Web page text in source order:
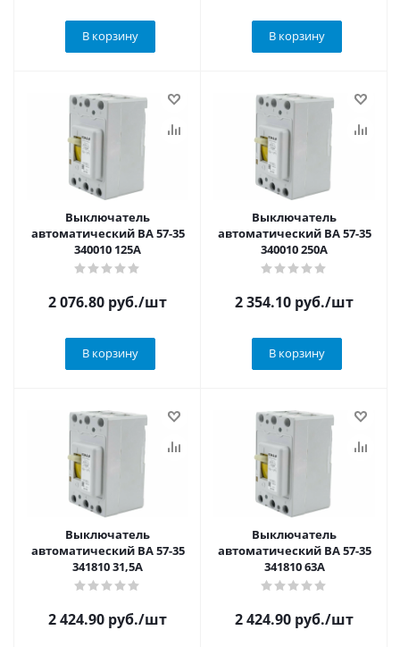
В корзину В корзину
Выключатель
автоматический ВА 57-35
340010 125А
2 076.80 руб./шт
В корзину
Выключатель
автоматический ВА 57-35
340010 250А
2 354.10 руб./шт
В корзину
Выключатель
автоматический ВА 57-35
341810 31,5А
2 424.90 руб./шт
Выключатель
автоматический ВА 57-35
341810 63А
2 424.90 руб./шт